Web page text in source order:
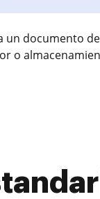
un documento
o